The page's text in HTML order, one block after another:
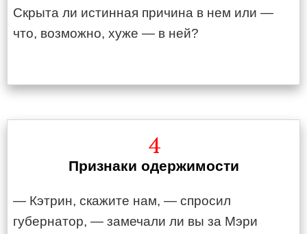
Скрыта ли истинная причина в нем или —
что, возможно, хуже — в ней?
4
Признаки одержимости
— Кэтрин, скажите нам, — спросил
губернатор, — замечали ли вы за Мэри